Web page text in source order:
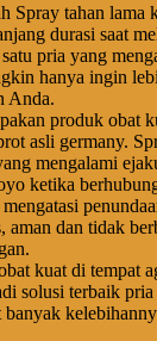
Spray tahan lama
durasi saat
pria yang
hanya ingin
Anda.
produk obat
asli germany.
mengalami
ketika
aman dan tidak
kuat di tempat
solusi terbaik